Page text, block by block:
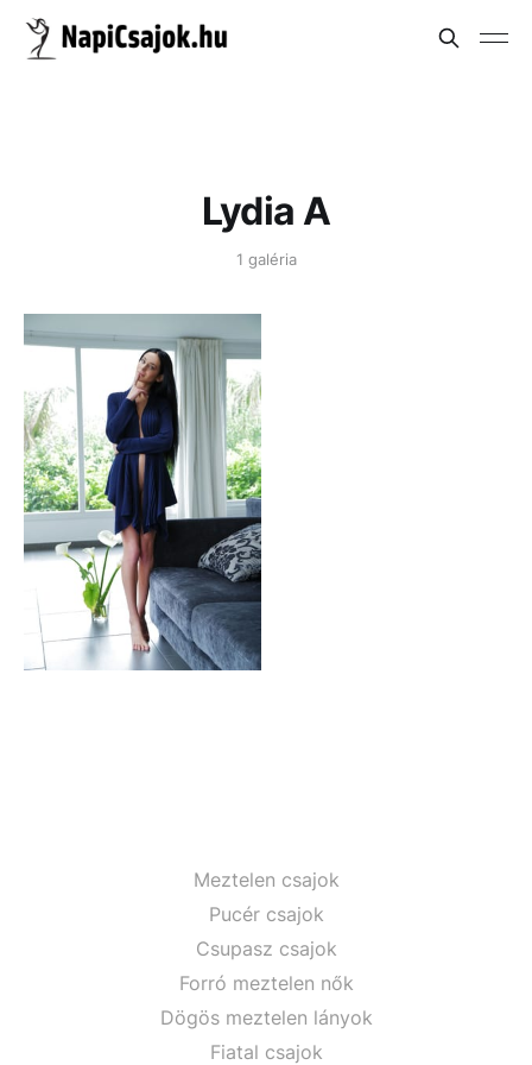
Lydia A
1 galéria
Meztelen csajok
Pucér csajok
Csupasz csajok
Forró meztelen nők
Dögös meztelen lányok
Fiatal csajok